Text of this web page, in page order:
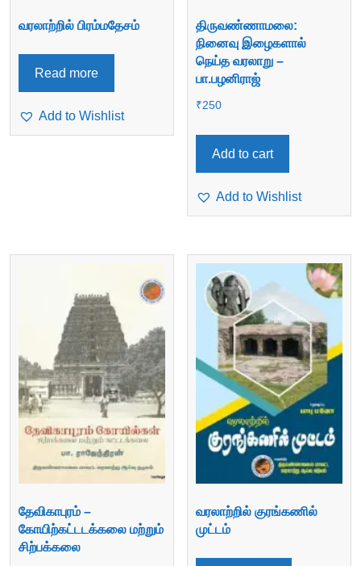
வரலாற்றில் பிரம்மதேசம்
Read more
Add to Wishlist
திருவண்ணாமலை:
நினைவு இழைகளால்
நெய்த வரலாறு –
பா.பழனிராஜ்
₹250
Add to cart
Add to Wishlist
தேவிகாபுரம் –
கோயிற்கட்டடக்கலை மற்றும்
சிற்பக்கலை
வரலாற்றில் குரங்கணில்
முட்டம்